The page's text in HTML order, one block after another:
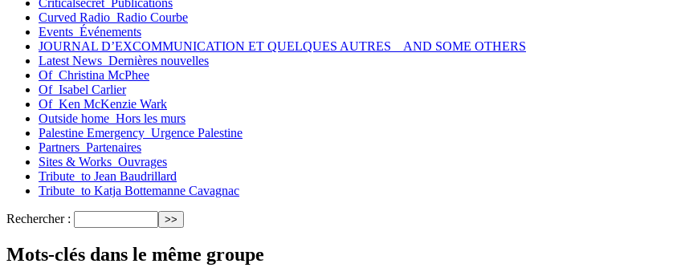
Criticalsecret_Publications
Curved Radio_Radio Courbe
Events_Événements
JOURNAL D’EXCOMMUNICATION ET QUELQUES AUTRES _ AND SOME OTHERS
Latest News_Dernières nouvelles
Of_Christina McPhee
Of_Isabel Carlier
Of_Ken McKenzie Wark
Outside home_Hors les murs
Palestine Emergency_Urgence Palestine
Partners_Partenaires
Sites & Works_Ouvrages
Tribute_to Jean Baudrillard
Tribute_to Katja Bottemanne Cavagnac
Rechercher :
Mots-clés dans le même groupe